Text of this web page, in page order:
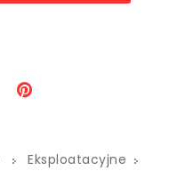
Eksploatacyjne